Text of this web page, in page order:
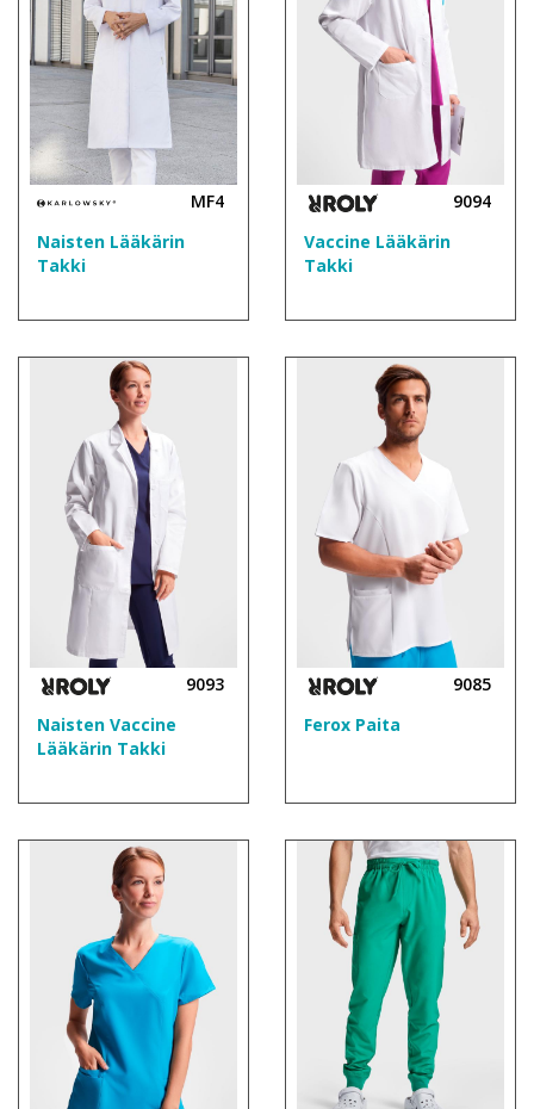
MF4
Naisten Lääkärin
Takki
9094
Vaccine Lääkärin
Takki
9093
Naisten Vaccine
Lääkärin Takki
9085
Ferox Paita